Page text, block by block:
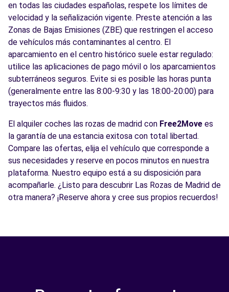
en todas las ciudades españolas, respete los límites de
velocidad y la señalización vigente. Preste atención a las
Zonas de Bajas Emisiones (ZBE) que restringen el acceso
de vehículos más contaminantes al centro. El
aparcamiento en el centro histórico suele estar regulado:
utilice las aplicaciones de pago móvil o los aparcamientos
subterráneos seguros. Evite si es posible las horas punta
(generalmente entre las 8:00-9:30 y las 18:00-20:00) para
trayectos más fluidos.
El alquiler coches las rozas de madrid con Free2Move es
la garantía de una estancia exitosa con total libertad.
Compare las ofertas, elija el vehículo que corresponde a
sus necesidades y reserve en pocos minutos en nuestra
plataforma. Nuestro equipo está a su disposición para
acompañarle. ¿Listo para descubrir Las Rozas de Madrid de
otra manera? ¡Reserve ahora y cree sus propios recuerdos!